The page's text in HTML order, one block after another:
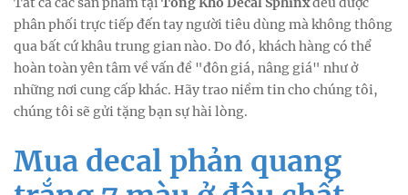
phân phối trực tiếp đến tay người tiêu dùng mà không thông
qua bất cứ khâu trung gian nào. Do đó, khách hàng có thể
hoàn toàn yên tâm về vấn đề "đôn giá, nâng giá" như ở
những nơi cung cấp khác. Hãy trao niềm tin cho chúng tôi,
chúng tôi sẽ gửi tặng bạn sự hài lòng.
Mua decal phản quang